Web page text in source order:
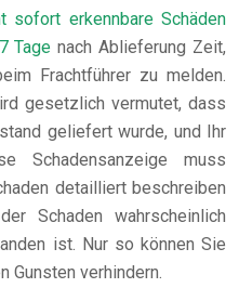
sofort erkennbare Schäden
Tage nach Ablieferung Zeit,
Frachtführer zu melden.
gesetzlich vermutet, dass
geliefert wurde, und Ihr
Schadensanzeige muss
detailliert beschreiben
Schaden wahrscheinlich
ist. Nur so können Sie
Gunsten verhindern.